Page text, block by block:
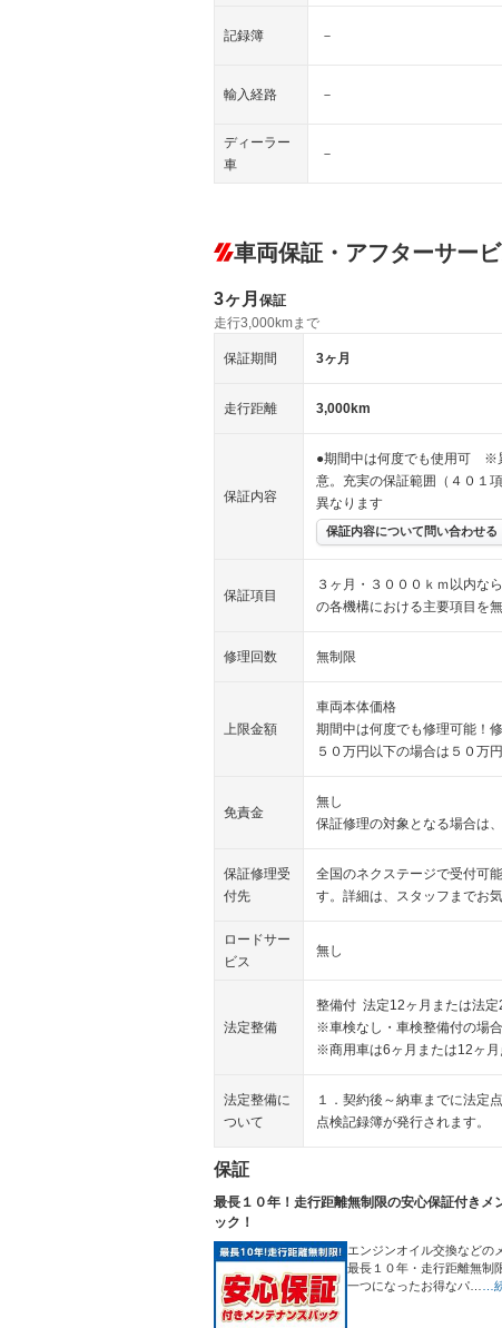
記録簿 －
輸入経路 －
ディーラー
車
－
車両保証・アフターサー
3ヶ月 保証
走行3,000kmまで
保証期間 3ヶ月
走行距離 3,000km
保証内容
●期間中は何度でも使用可 ※
意。充実の保証範囲（４０１
異なります
保証内容について問い合わせる
保証項目
３ヶ月・３０００ｋｍ以内な
の各機構における主要項目を
修理回数 無制限
上限金額
車両本体価格
期間中は何度でも修理可能！
５０万円以下の場合は５０万
免責金
無し
保証修理の対象となる場合は
保証修理受
付先
全国のネクステージで受付可
す。詳細は、スタッフまでお
ロードサー
ビス
無し
法定整備
整備付 法定12ヶ月または法
※車検なし・車検整備付の場
※商用車は6ヶ月または12ヶ月
法定整備に
ついて
１．契約後～納車までに法
点検記録簿が発行されます。
保証
最長１０年！走行距離無制限の安心保証付きメ
ック！
エンジンオイル交換などの
最長１０年・走行距離無制
一つになったお得なパ…
…